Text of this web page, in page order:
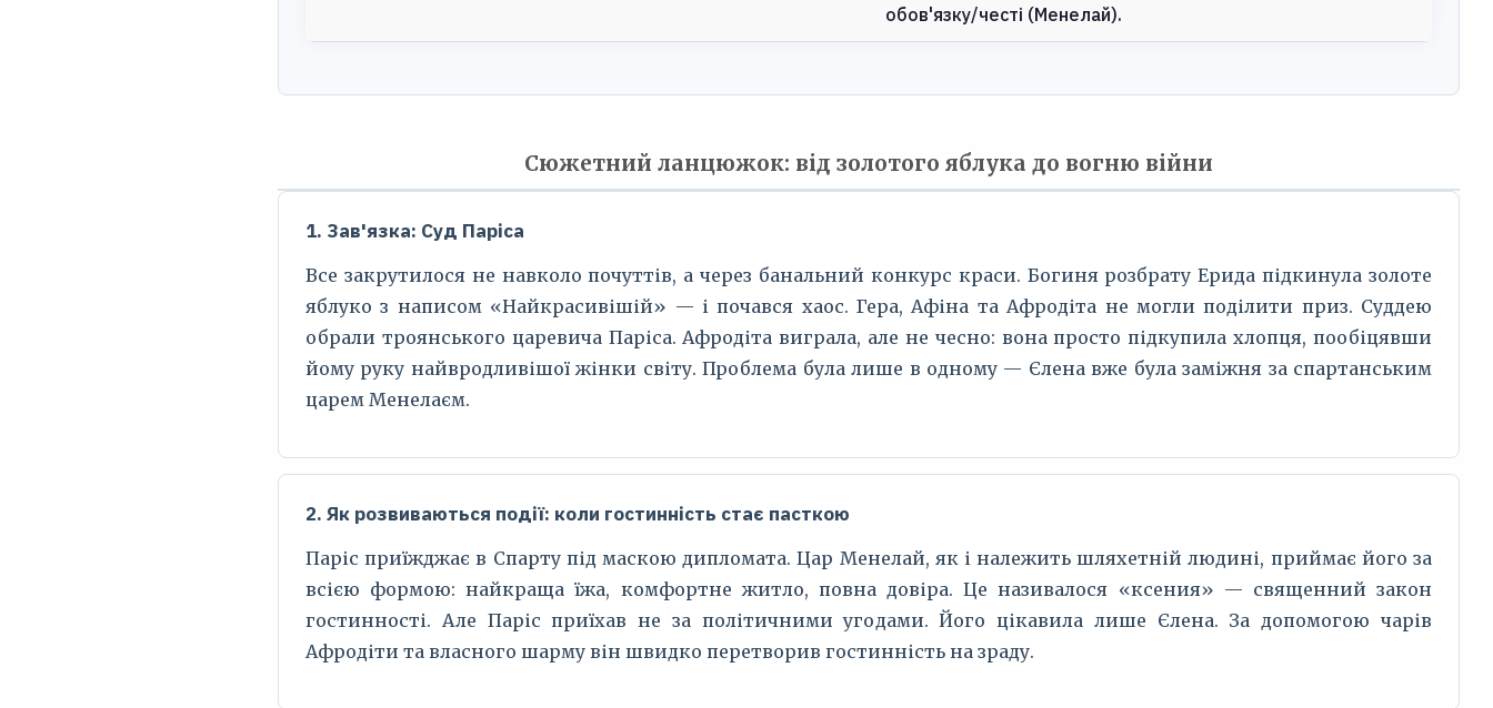
обов'язку/честі (Менелай).
Сюжетний ланцюжок: від золотого яблука до вогню війни
1. Зав'язка: Суд Паріса
Все закрутилося не навколо почуттів, а через банальний конкурс краси. Богиня розбрату Ерида підкинула золоте
яблуко з написом «Найкрасивішій» — і почався хаос. Гера, Афіна та Афродіта не могли поділити приз. Суддею
обрали троянського царевича Паріса. Афродіта виграла, але не чесно: вона просто підкупила хлопця, пообіцявши
йому руку найвродливішої жінки світу. Проблема була лише в одному — Єлена вже була заміжня за спартанським
царем Менелаєм.
2. Як розвиваються події: коли гостинність стає пасткою
Паріс приїжджає в Спарту під маскою дипломата. Цар Менелай, як і належить шляхетній людині, приймає його за
всією формою: найкраща їжа, комфортне житло, повна довіра. Це називалося «ксения» — священний закон
гостинності. Але Паріс приїхав не за політичними угодами. Його цікавила лише Єлена. За допомогою чарів
Афродіти та власного шарму він швидко перетворив гостинність на зраду.